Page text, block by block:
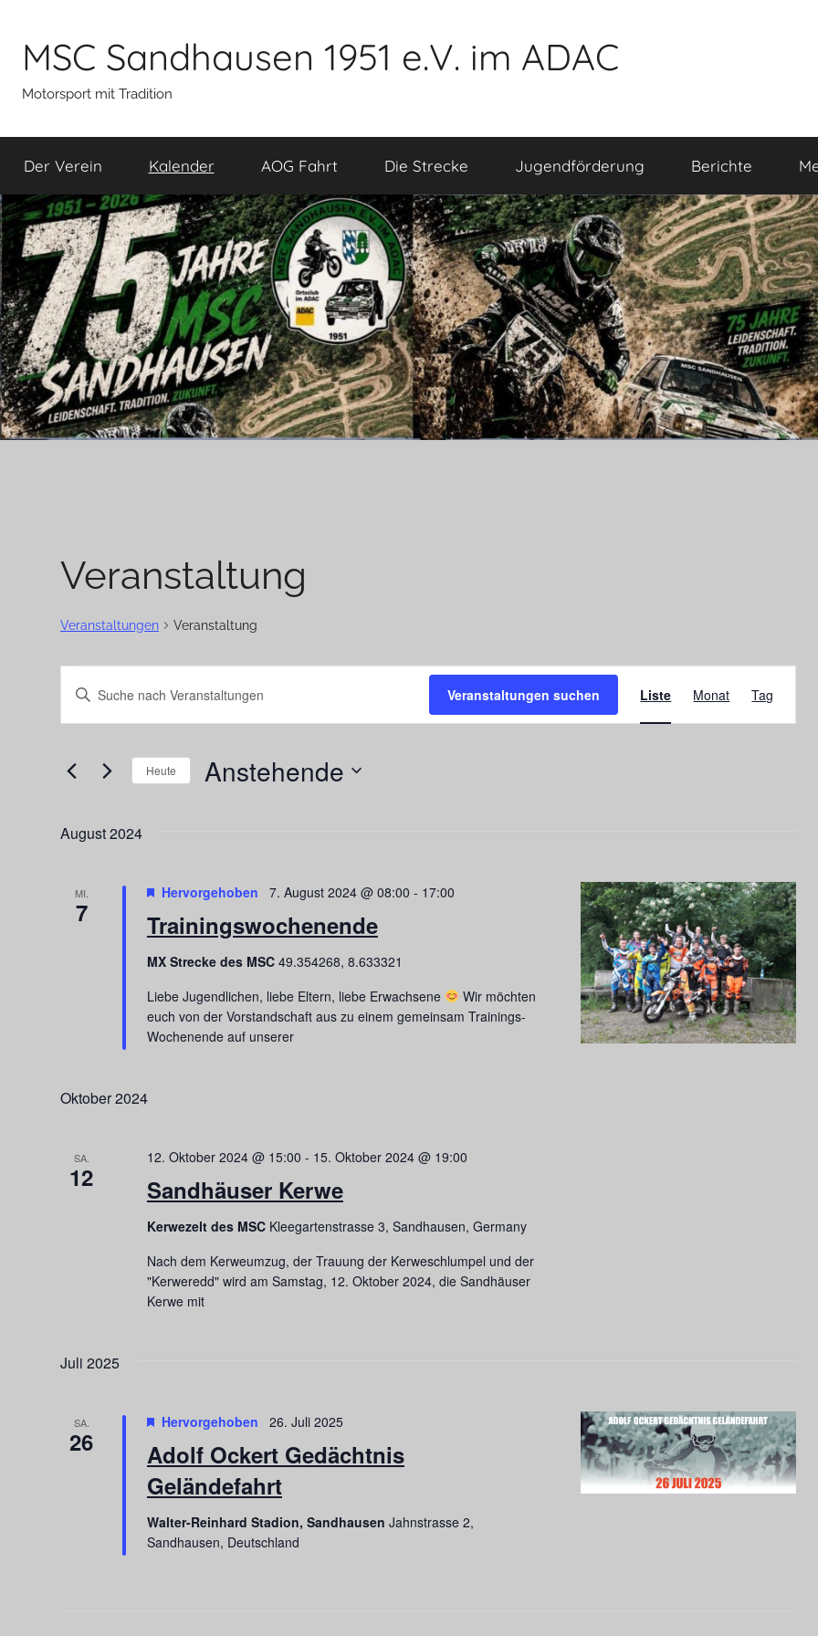
springen
MSC Sandhausen 1951 e.V. im ADAC
Motorsport mit Tradition
Der Verein Kalender AOG Fahrt Die Strecke Jugendförderung Berichte
Veranstaltung
Veranstaltungen Veranstaltung
Veranstaltungen
Veranstaltungen
Ansichten,
Bitte
Suche
Schlüsselwort.
Veranstaltungen suchen
Ansichten-
Liste Monat Tag
Heute Anstehende
August 2024
MI.
7 Trainingswochenende
Hervorgehoben 7. August 2024 @ 08:00 - 17:00
MX Strecke des MSC 49.354268, 8.633321
Liebe Jugendlichen, liebe Eltern, liebe Erwachsene
Wir möchten
euch von der Vorstandschaft aus zu einem gemeinsam Trainings-
Wochenende auf unserer
Oktober 2024
SA.
12 Sandhäuser Kerwe
12. Oktober 2024 @ 15:00 - 15. Oktober 2024 @ 19:00
Kerwezelt des MSC Kleegartenstrasse 3, Sandhausen, Germany
Nach dem Kerweumzug, der Trauung der Kerweschlumpel und der
"Kerweredd" wird am Samstag, 12. Oktober 2024, die Sandhäuser
Kerwe mit
Juli 2025
SA.
26
Adolf Ockert Gedächtnis
Geländefahrt
Hervorgehoben 26. Juli 2025
Walter-Reinhard Stadion, Sandhausen Jahnstrasse 2,
Sandhausen, Deutschland